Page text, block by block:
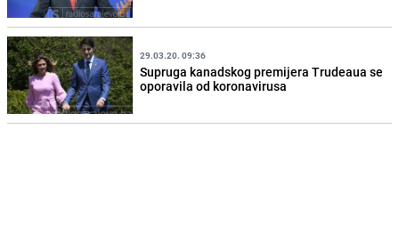
29.03.20. 09:36
Supruga kanadskog premijera Trudeaua se
oporavila od koronavirusa